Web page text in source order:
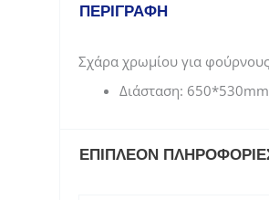
ΠΕΡΙΓΡΑΦΉ
Σχάρα χρωμίου για
Διάσταση:
ΕΠΙΠΛΈΟΝ